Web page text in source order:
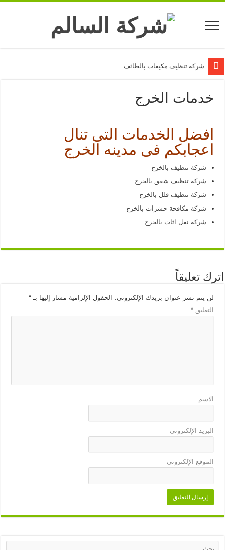
شركة تنظيف مكيفات بالطائف
شركة تسليك مجاري بالطائف
شركة نقل عفش بالطائف
شركة رش مبيدات بالطائف
شركة تنظيف خزانات بالطائف
شركة تنظيف مجالس بالطائف
شركة تنظيف بالطائف
خدمات الخرج
افضل الخدمات التى تنال
اعجابكم فى مدينه الخرج
شركة تنظيف بالخرج
شركة تنظيف شقق بالخرج
شركة تنظيف فلل بالخرج
شركة مكافحة حشرات بالخرج
شركة نقل اثاث بالخرج
اترك تعليقاً
لن يتم نشر عنوان بريدك الإلكتروني. الحقول الإلزامية مشار إليها بـ*
التعليق*
الاسم
البريد الإلكتروني
الموقع الإلكتروني